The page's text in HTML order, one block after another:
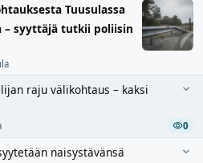
Tuusulassa
syyttäjä tutkii poliisin
raju välikohtaus – kaksi
0
naisystävänsä